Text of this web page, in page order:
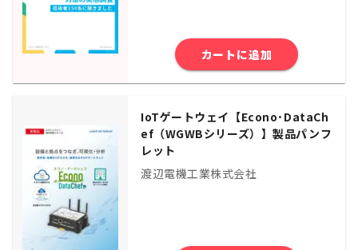
カートに追加
IoTゲートウェイ【Econo･DataCh
ef（WGWBシリーズ）】製品パンフ
レット
渡辺電機工業株式会社